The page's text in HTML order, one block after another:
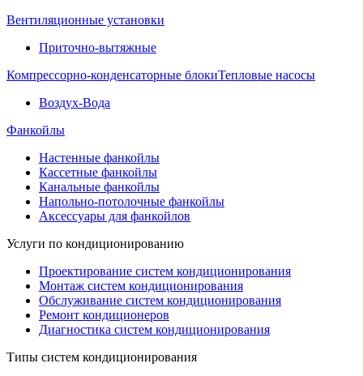
Вентиляционные установки
Приточно-вытяжные
Компрессорно-конденсаторные блокиТепловые насосы
Воздух-Вода
Фанкойлы
Настенные фанкойлы
Кассетные фанкойлы
Канальные фанкойлы
Напольно-потолочные фанкойлы
Аксессуары для фанкойлов
Услуги по кондиционированию
Проектирование систем кондиционирования
Монтаж систем кондиционирования
Обслуживание систем кондиционирования
Ремонт кондиционеров
Диагностика систем кондиционирования
Типы систем кондиционирования